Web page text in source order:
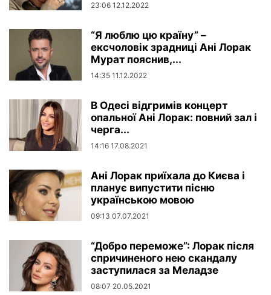
23:06 12.12.2022
“Я люблю цю країну” –
ексчоловік зрадниці Ані Лорак
Мурат пояснив,...
14:35 11.12.2022
В Одесі відгримів концерт
опальної Ані Лорак: повний зал і
черга...
14:16 17.08.2021
Ані Лорак приїхала до Києва і
планує випустити пісню
українською мовою
09:13 07.07.2021
“Добро переможе”: Лорак після
спричиненого нею скандалу
заступилася за Меладзе
08:07 20.05.2021